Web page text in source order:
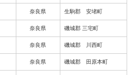
奈良県 生駒郡 安堵町
奈良県 磯城郡 三宅町
奈良県 磯城郡 川西町
奈良県 磯城郡 田原本町